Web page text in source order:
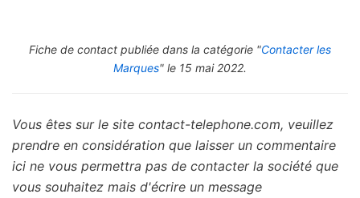
Fiche de contact publiée dans la catégorie "Contacter les
Marques" le 15 mai 2022.
Vous êtes sur le site contact-telephone.com, veuillez
prendre en considération que laisser un commentaire
ici ne vous permettra pas de contacter la société que
vous souhaitez mais d'écrire un message